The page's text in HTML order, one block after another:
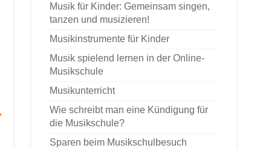
Musik für Kinder: Gemeinsam singen,
tanzen und musizieren!
Musikinstrumente für Kinder
Musik spielend lernen in der Online-
Musikschule
Musikunterricht
Wie schreibt man eine Kündigung für
die Musikschule?
Sparen beim Musikschulbesuch